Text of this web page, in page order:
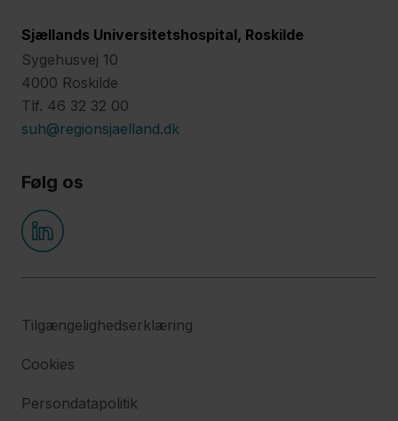
Sjællands Universitetshospital, Roskilde
Sygehusvej 10
4000 Roskilde
Tlf. 46 32 32 00
suh@regionsjaelland.dk
Følg os
Tilgængelighedserklæring
Cookies
Persondatapolitik